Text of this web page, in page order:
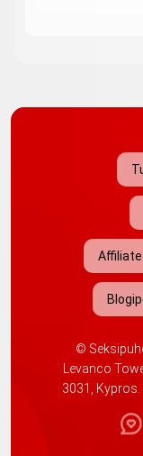
©
Levanco
3031, Kypros.